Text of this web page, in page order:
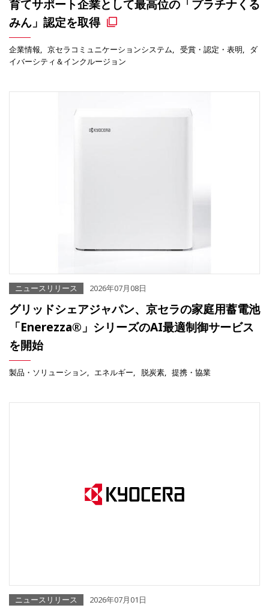
育てサポート企業として最高位の「プラチナくる
みん」認定を取得
企業情報 京セラコミュニケーションシステム 受賞・認定・表明
ダ
イバーシティ＆インクルージョン
ニュースリリース 2026年07月08日
グリッドシェアジャパン、京セラの家庭用蓄電池
「Enerezza®」シリーズのAI最適制御サービス
を開始
製品・ソリューション エネルギー 脱炭素 提携・協業
ニュースリリース 2026年07月01日